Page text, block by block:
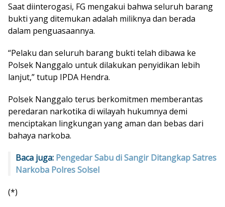
Saat diinterogasi, FG mengakui bahwa seluruh barang
bukti yang ditemukan adalah miliknya dan berada
dalam penguasaannya.
“Pelaku dan seluruh barang bukti telah dibawa ke
Polsek Nanggalo untuk dilakukan penyidikan lebih
lanjut,” tutup IPDA Hendra.
Polsek Nanggalo terus berkomitmen memberantas
peredaran narkotika di wilayah hukumnya demi
menciptakan lingkungan yang aman dan bebas dari
bahaya narkoba.
Baca juga: Pengedar Sabu di Sangir Ditangkap Satres
Narkoba Polres Solsel
(*)